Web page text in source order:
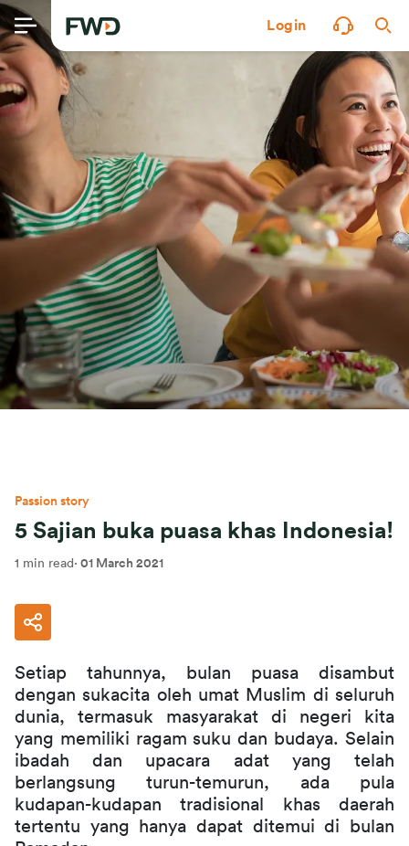
Login
Passion story
5 Sajian buka puasa khas Indonesia!
1 min read · 01 March 2021
Setiap tahunnya, bulan puasa disambut
dengan sukacita oleh umat Muslim di seluruh
dunia, termasuk masyarakat di negeri kita
yang memiliki ragam suku dan budaya. Selain
ibadah dan upacara adat yang telah
berlangsung turun-temurun, ada pula
kudapan-kudapan tradisional khas daerah
tertentu yang hanya dapat ditemui di bulan